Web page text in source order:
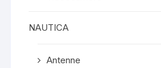
NAUTICA
Antenne